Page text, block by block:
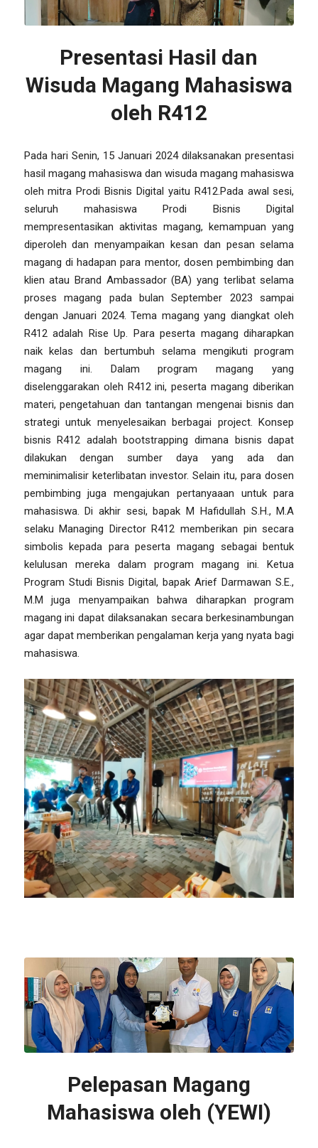
Presentasi Hasil dan
Wisuda Magang Mahasiswa
oleh R412
Pada hari Senin, 15 Januari 2024 dilaksanakan presentasi
hasil magang mahasiswa dan wisuda magang mahasiswa
oleh mitra Prodi Bisnis Digital yaitu R412.Pada awal sesi,
seluruh mahasiswa Prodi Bisnis Digital
mempresentasikan aktivitas magang, kemampuan yang
diperoleh dan menyampaikan kesan dan pesan selama
magang di hadapan para mentor, dosen pembimbing dan
klien atau Brand Ambassador (BA) yang terlibat selama
proses magang pada bulan September 2023 sampai
dengan Januari 2024. Tema magang yang diangkat oleh
R412 adalah Rise Up. Para peserta magang diharapkan
naik kelas dan bertumbuh selama mengikuti program
magang ini. Dalam program magang yang
diselenggarakan oleh R412 ini, peserta magang diberikan
materi, pengetahuan dan tantangan mengenai bisnis dan
strategi untuk menyelesaikan berbagai project. Konsep
bisnis R412 adalah bootstrapping dimana bisnis dapat
dilakukan dengan sumber daya yang ada dan
meminimalisir keterlibatan investor. Selain itu, para dosen
pembimbing juga mengajukan pertanyaaan untuk para
mahasiswa. Di akhir sesi, bapak M Hafidullah S.H., M.A
selaku Managing Director R412 memberikan pin secara
simbolis kepada para peserta magang sebagai bentuk
kelulusan mereka dalam program magang ini. Ketua
Program Studi Bisnis Digital, bapak Arief Darmawan S.E.,
M.M juga menyampaikan bahwa diharapkan program
magang ini dapat dilaksanakan secara berkesinambungan
agar dapat memberikan pengalaman kerja yang nyata bagi
mahasiswa.
Pelepasan Magang
Mahasiswa oleh (YEWI)